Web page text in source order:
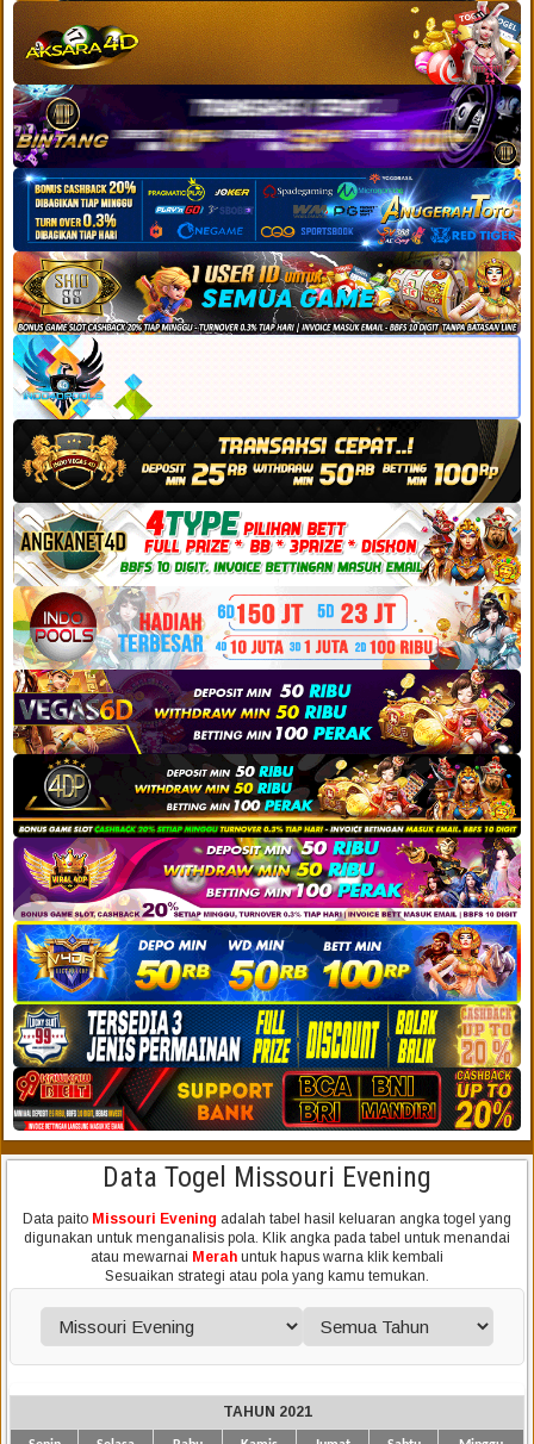
Data Togel Missouri Evening
Data paito Missouri Evening adalah tabel hasil keluaran angka togel yang
digunakan untuk menganalisis pola. Klik angka pada tabel untuk menandai
atau mewarnai Merah untuk hapus warna klik kembali
Sesuaikan strategi atau pola yang kamu temukan.
TAHUN 2021